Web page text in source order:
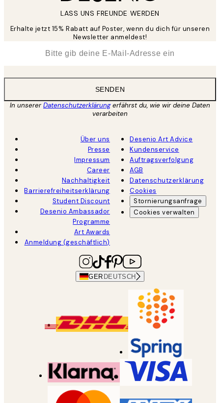
LASS UNS FREUNDE WERDEN
Erhalte jetzt 15% Rabatt auf Poster, wenn du dich für unseren
Newsletter anmeldest!
SENDEN
In unsererDatenschutzerklärungerfährst du, wie wir deine Daten
verarbeiten
Über uns
Presse
Impressum
Career
Nachhaltigkeit
Barrierefreiheitserklärung
Student Discount
Desenio Ambassador
Programme
Art Awards
Anmeldung (geschäftlich)
Desenio Art Advice
Kundenservice
Auftragsverfolgung
AGB
Datenschutzerklärung
Cookies
Stornierungsanfrage
Cookies verwalten
GER DEUTSCH